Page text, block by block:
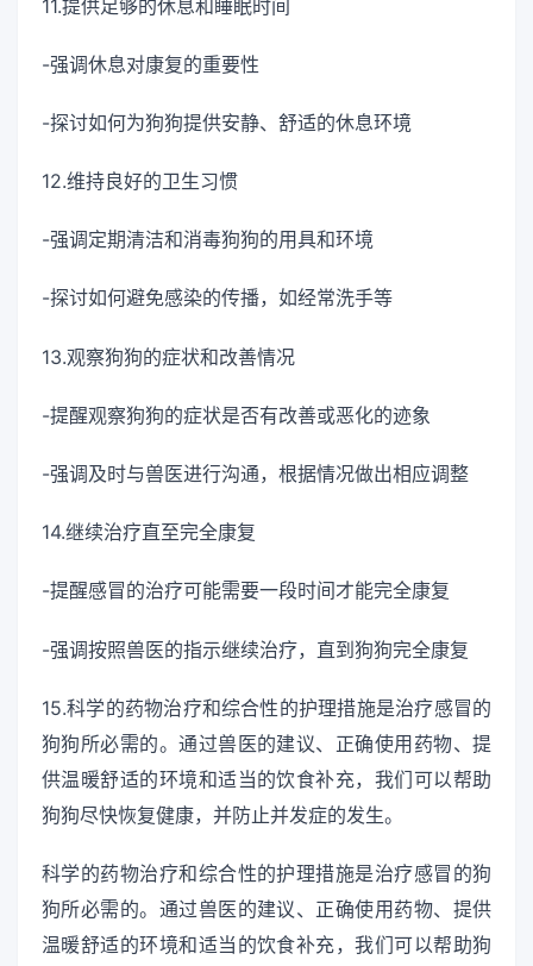
11.提供足够的休息和睡眠时间
-强调休息对康复的重要性
-探讨如何为狗狗提供安静、舒适的休息环境
12.维持良好的卫生习惯
-强调定期清洁和消毒狗狗的用具和环境
-探讨如何避免感染的传播，如经常洗手等
13.观察狗狗的症状和改善情况
-提醒观察狗狗的症状是否有改善或恶化的迹象
-强调及时与兽医进行沟通，根据情况做出相应调整
14.继续治疗直至完全康复
-提醒感冒的治疗可能需要一段时间才能完全康复
-强调按照兽医的指示继续治疗，直到狗狗完全康复
15.科学的药物治疗和综合性的护理措施是治疗感冒的
狗狗所必需的。通过兽医的建议、正确使用药物、提
供温暖舒适的环境和适当的饮食补充，我们可以帮助
狗狗尽快恢复健康，并防止并发症的发生。
科学的药物治疗和综合性的护理措施是治疗感冒的狗
狗所必需的。通过兽医的建议、正确使用药物、提供
温暖舒适的环境和适当的饮食补充，我们可以帮助狗